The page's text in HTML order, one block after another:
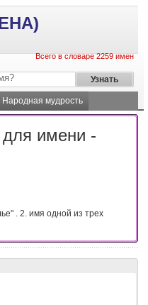
Всего в словаре 2259 имен
Народная мудрость
имени -
. 2. имя одной из трех